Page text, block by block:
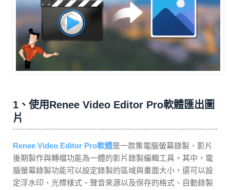
1、使用Renee Video Editor Pro軟體匯出圖
片
Renee Video Editor Pro軟體是一款集電腦螢幕錄製、影片
後期製作與轉檔功能為一體的影片錄製編輯工具。其中，電
腦螢幕錄製功能可以設定錄製的區域與畫面大小，還可以設
定浮水印、光標樣式、聲音來源以及保存的格式、自動錄製